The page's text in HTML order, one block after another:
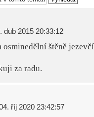
dub 2015 20:33:12
osminedělní štěně
za radu.
říj 2020 23:42:57